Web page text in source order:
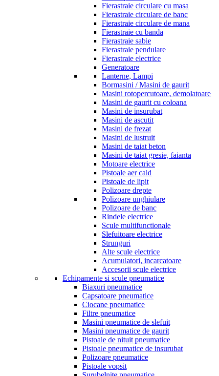
Fierastraie circulare cu masa
Fierastraie circulare de banc
Fierastraie circulare de mana
Fierastraie cu banda
Fierastraie sabie
Fierastraie pendulare
Fierastraie electrice
Generatoare
Lanterne, Lampi
Bormasini / Masini de gaurit
Masini rotopercutoare, demolatoare
Masini de gaurit cu coloana
Masini de insurubat
Masini de ascutit
Masini de frezat
Masini de lustruit
Masini de taiat beton
Masini de taiat gresie, faianta
Motoare electrice
Pistoale aer cald
Pistoale de lipit
Polizoare drepte
Polizoare unghiulare
Polizoare de banc
Rindele electrice
Scule multifunctionale
Slefuitoare electrice
Strunguri
Alte scule electrice
Acumulatori, incarcatoare
Accesorii scule electrice
Echipamente si scule pneumatice
Biaxuri pneumatice
Capsatoare pneumatice
Ciocane pneumatice
Filtre pneumatice
Masini pneumatice de slefuit
Masini pneumatice de gaurit
Pistoale de nituit pneumatice
Pistoale pneumatice de insurubat
Polizoare pneumatice
Pistoale vopsit